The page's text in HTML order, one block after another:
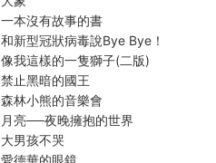
一本沒有故事的書
和新型冠狀病毒說Bye Bye！
像我這樣的一隻獅子(二版)
禁止黑暗的國王
森林小熊的音樂會
月亮──夜晚擁抱的世界
大男孩不哭
愛德華的眼鏡